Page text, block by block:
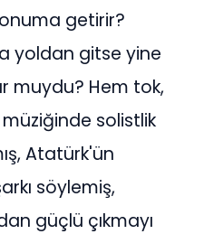
getirir?
yoldan gitse yine
muydu? Hem tok,
solistlik
Atatürk'ün
söylemiş,
güçlü çıkmayı